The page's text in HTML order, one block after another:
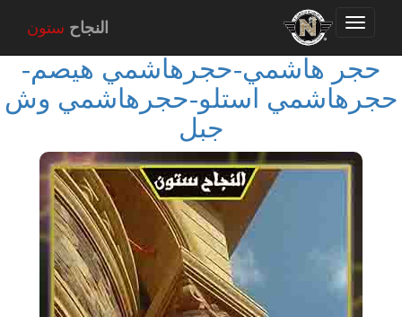
Toggle
navigation
النجاح ستون
حجر هاشمي-حجرهاشمي هيصم-
حجرهاشمي استلو-حجرهاشمي وش
جبل